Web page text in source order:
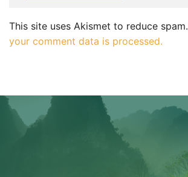
This site uses Akismet to reduce spam.
your comment data is processed.